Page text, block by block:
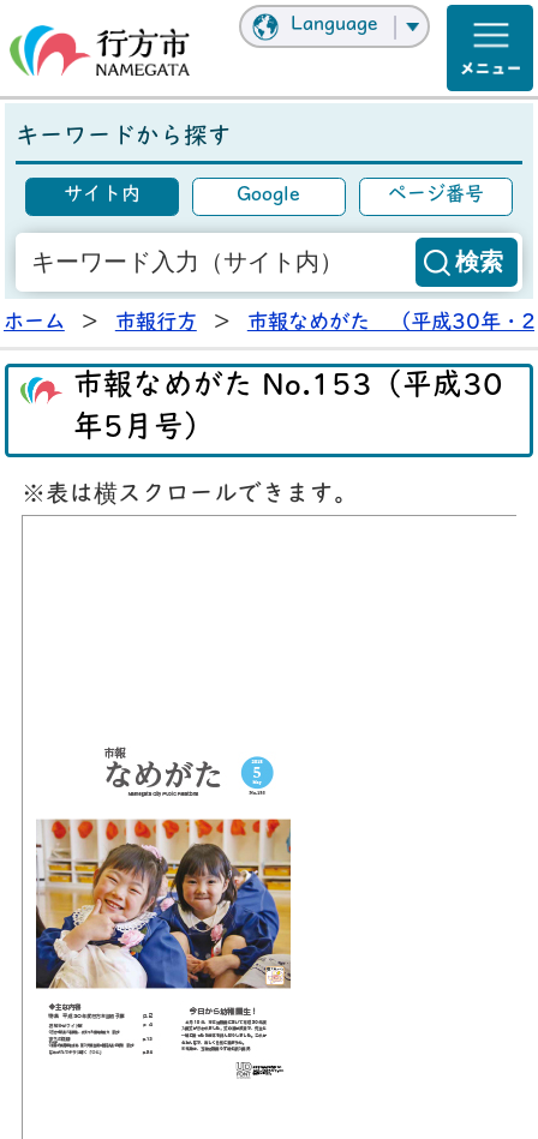
Language
キーワードから探す
サイト内 Google ページ番号
ホーム > 市報行方 > 市報なめがた （平成30年・
市報なめがた No.153（平成30
年5月号）
※表は横スクロールできます。